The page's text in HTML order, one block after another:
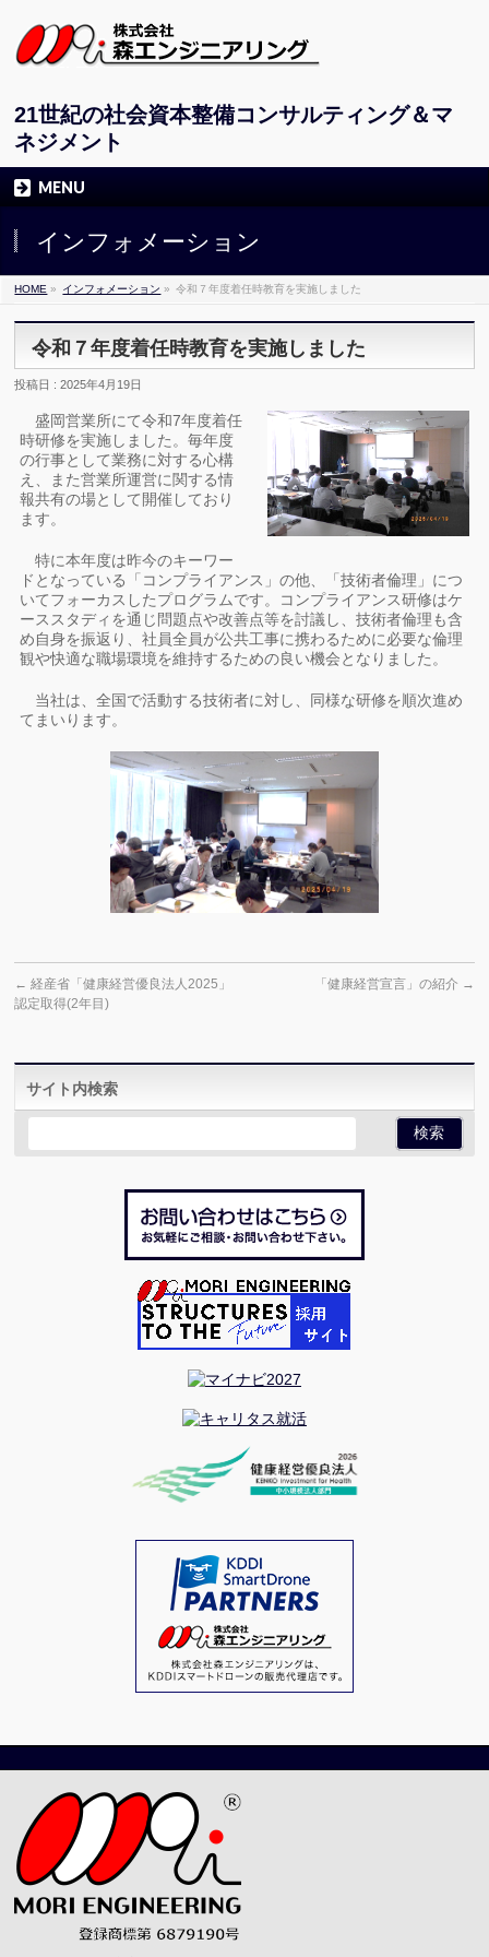
21世紀の社会資本整備コンサルティング＆マ
ネジメント
MENU
インフォメーション
HOME » インフォメーション » 令和７年度着任時教育を実施しました
令和７年度着任時教育を実施しました
投稿日 : 2025年4月19日
盛岡営業所にて令和7年度着任
時研修を実施しました。毎年度
の行事として業務に対する心構
え、また営業所運営に関する情
報共有の場として開催しており
ます。
特に本年度は昨今のキーワー
ドとなっている「コンプライアンス」の他、「技術者倫理」につ
いてフォーカスしたプログラムです。コンプライアンス研修はケ
ーススタディを通じ問題点や改善点等を討議し、技術者倫理も含
め自身を振返り、社員全員が公共工事に携わるために必要な倫理
観や快適な職場環境を維持するための良い機会となりました。
当社は、全国で活動する技術者に対し、同様な研修を順次進め
てまいります。
← 経産省「健康経営優良法人2025」
認定取得(2年目)
「健康経営宣言」の紹介 →
サイト内検索